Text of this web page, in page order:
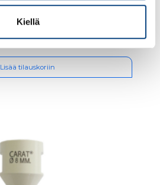
Kiellä
Lisää tilauskoriin